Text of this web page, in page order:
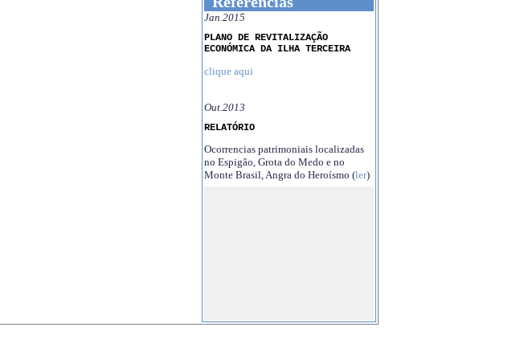
Jan.2015
PLANO DE REVITALIZAÇÃO
ECONÓMICA DA ILHA TERCEIRA
clique aqui
Out.2013
RELATÓRIO
Ocorrencias patrimoniais localizadas
no Espigão, Grota do Medo e no
Monte Brasil, Angra do Heroísmo (ler)